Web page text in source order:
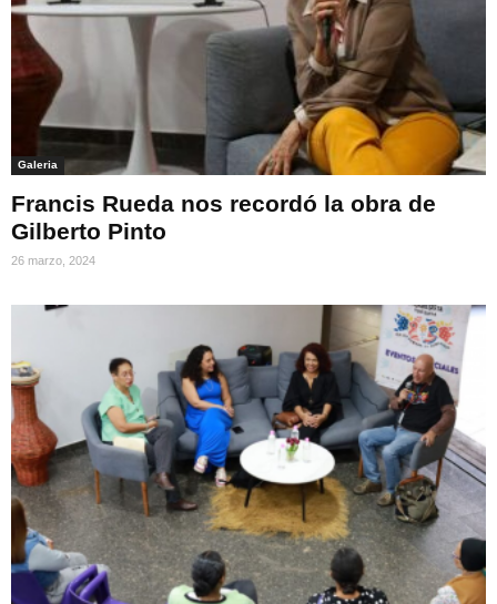
Galeria
Francis Rueda nos recordó la obra de
Gilberto Pinto
26 marzo, 2024